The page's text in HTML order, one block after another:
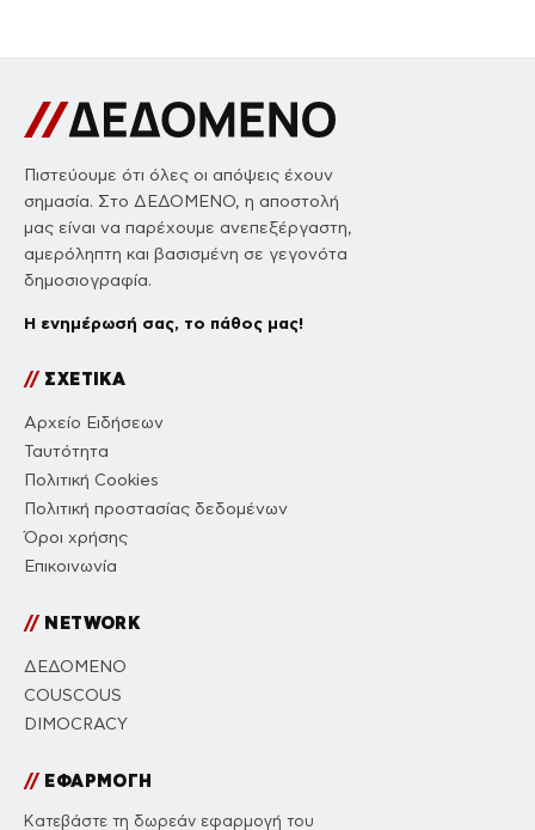
Πιστεύουμε ότι όλες οι απόψεις έχουν
σημασία. Στο ΔΕΔΟΜΕΝΟ, η αποστολή
μας είναι να παρέχουμε ανεπεξέργαστη,
αμερόληπτη και βασισμένη σε γεγονότα
δημοσιογραφία.
Η ενημέρωσή σας, το πάθος μας!
//ΣΧΕΤΙΚΑ
Αρχείο Ειδήσεων
Ταυτότητα
Πολιτική Cookies
Πολιτική προστασίας δεδομένων
Όροι χρήσης
Επικοινωνία
//NETWORK
ΔΕΔΟΜΕΝΟ
COUSCOUS
DIMOCRACY
//ΕΦΑΡΜΟΓΗ
Κατεβάστε τη δωρεάν εφαρμογή του